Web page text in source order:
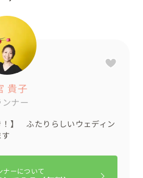
を飾るなどコーディネートし
ていただきました。
ドレスも、サイズオーダーで
ぴったりでオリジナル感ある
だきます👗
貴子
ンナー
！】 ふたりらしいウェディン
ナーについて